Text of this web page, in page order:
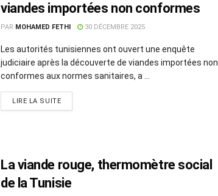
viandes importées non conformes
PAR MOHAMED FETHI 30 DÉCEMBRE 2025
Les autorités tunisiennes ont ouvert une enquête
judiciaire après la découverte de viandes importées non
conformes aux normes sanitaires, a ...
LIRE LA SUITE
La viande rouge, thermomètre social
de la Tunisie